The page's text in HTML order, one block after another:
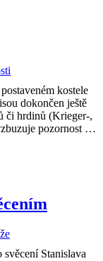
kostele
dokončen ještě
či hrdinů (Krieger-,
pozornost …
Stanislava